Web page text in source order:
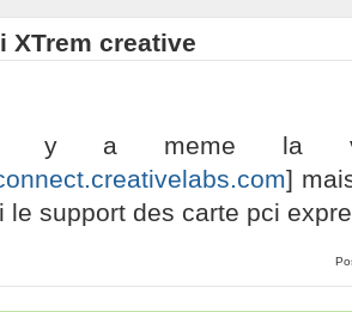
XTrem creative
y a meme la
]
le support des carte pci